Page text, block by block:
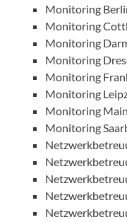
Monitoring
Monitoring
Monitoring
Monitoring
Monitoring
Monitoring
Monitoring
Monitoring